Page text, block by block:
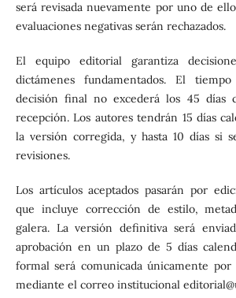
será revisada nuevamente por uno de
evaluaciones negativas serán rechazados.
El equipo editorial garantiza
dictámenes fundamentados. El
decisión final no excederá los 45 días
recepción. Los autores tendrán 15 días
la versión corregida, y hasta 10 días si
revisiones.
Los artículos aceptados pasarán por
que incluye corrección de estilo,
galera. La versión definitiva será
aprobación en un plazo de 5 días
formal será comunicada únicamente
mediante el correo institucional